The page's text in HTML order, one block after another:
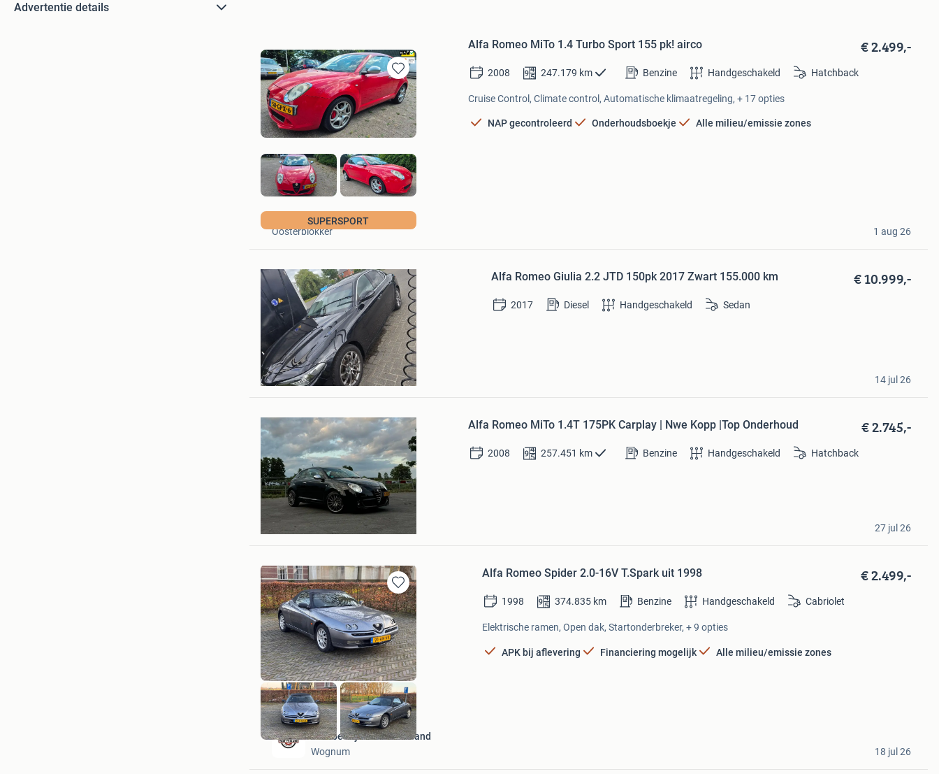
Advertentie details
Bewaren
in
Mijn
Favorieten
SUPERSPORT
Alfa Romeo MiTo 1.4 Turbo Sport 155 pk! airco € 2.499,-
2008 247.179 km Benzine Handgeschakeld Hatchback
Cruise Control, Climate control, Automatische klimaatregeling, + 17 opties
NAP gecontroleerd Onderhoudsboekje Alle milieu/emissie zones
Autohandel Blokker
Oosterblokker
1 aug 26
Bewaren
in
Alfa Romeo Giulia 2.2 JTD 150pk 2017 Zwart 155.000 km € 10.999,-
2017 Diesel Handgeschakeld Sedan
Roest & Robuust
Joure
14 jul 26
Mijn
Favorieten
Alfa Romeo MiTo 1.4T 175PK Carplay | Nwe Kopp |Top Onderhoud € 2.745,-
2008 257.451 km Benzine Handgeschakeld Hatchback
BD
Amersfoort
27 jul 26
Bewaren
in
Mijn
Favorieten
Alfa Romeo Spider 2.0-16V T.Spark uit 1998 € 2.499,-
1998 374.835 km Benzine Handgeschakeld Cabriolet
Elektrische ramen, Open dak, Startonderbreker, + 9 opties
APK bij aflevering Financiering mogelijk Alle milieu/emissie zones
Autobedrijf West-Friesland
Wognum
18 jul 26